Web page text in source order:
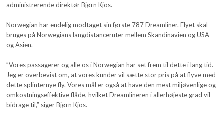
administrerende direktør Bjørn Kjos.
Norwegian har endelig modtaget sin første 787 Dreamliner. Flyet skal
bruges på Norwegians langdistanceruter mellem Skandinavien og USA
og Asien.
”Vores passagerer og alle os i Norwegian har set frem til dette i lang tid.
Jeg er overbevist om, at vores kunder vil sætte stor pris på at flyve med
dette splinternye fly. Vores mål er også at have den mest miljøvenlige og
omkostningseffektive flåde, hvilket Dreamlineren i allerhøjeste grad vil
bidrage til,” siger Bjørn Kjos.